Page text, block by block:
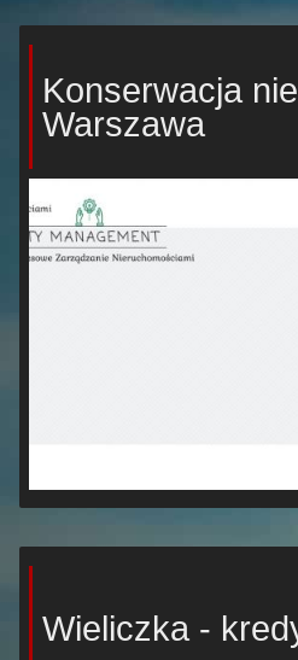
Konserwacja
Warszawa
Wieliczka -